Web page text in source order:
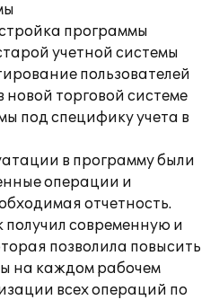
программы
учетной системы
пользователей
торговой системе
под специфику учета в
в программу были
операции и
отчетность.
получил современную и
позволила повысить
на каждом рабочем
всех операций по